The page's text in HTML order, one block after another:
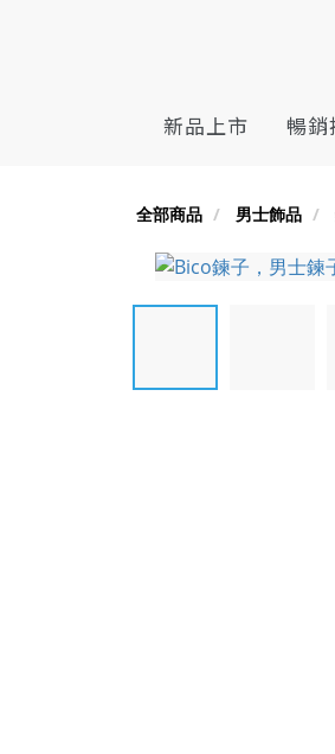
新品上市 暢銷
全部商品 男士飾品